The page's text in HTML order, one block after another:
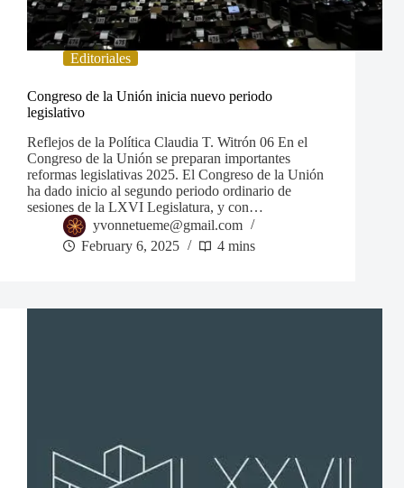
Editoriales
Congreso de la Unión inicia nuevo periodo
legislativo
Reflejos de la Política Claudia T. Witrón 06 En el
Congreso de la Unión se preparan importantes
reformas legislativas 2025. El Congreso de la Unión
ha dado inicio al segundo periodo ordinario de
sesiones de la LXVI Legislatura, y con…
yvonnetueme@gmail.com
February 6, 2025
4 mins